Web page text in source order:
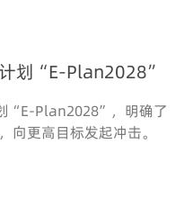
划“E‑Plan2028”
“E-Plan2028”，明确了
更高目标发起冲击。